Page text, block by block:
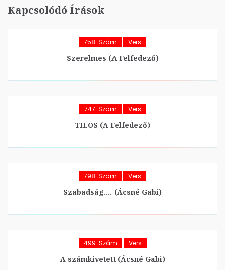
Kapcsolódó Írások
758. Szám Vers
Szerelmes (A Felfedező)
747. Szám Vers
TILOS (A Felfedező)
798. Szám Vers
Szabadság…. (Ácsné Gabi)
499. Szám Vers
A számkivetett (Ácsné Gabi)